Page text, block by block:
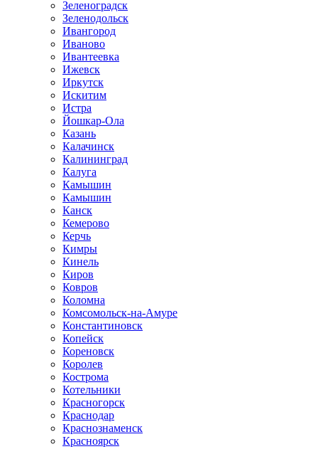
Зеленоградск
Зеленодольск
Ивангород
Иваново
Ивантеевка
Ижевск
Иркутск
Искитим
Истра
Йошкар-Ола
Казань
Калачинск
Калининград
Калуга
Камышин
Камышин
Канск
Кемерово
Керчь
Кимры
Кинель
Киров
Ковров
Коломна
Комсомольск-на-Амуре
Константиновск
Копейск
Кореновск
Королев
Кострома
Котельники
Красногорск
Краснодар
Краснознаменск
Красноярск